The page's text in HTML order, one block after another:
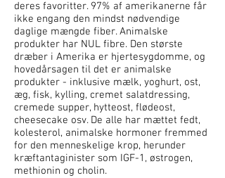
deres favoritter. 97% af amerikanerne får
ikke engang den mindst nødvendige
daglige mængde fiber. Animalske
produkter har NUL fibre. Den største
dræber i Amerika er hjertesygdomme, og
hovedårsagen til det er animalske
produkter - inklusive mælk, yoghurt, ost,
æg, fisk, kylling, cremet salatdressing,
cremede supper, hytteost, flødeost,
cheesecake osv. De alle har mættet fedt,
kolesterol, animalske hormoner fremmed
for den menneskelige krop, herunder
kræftantaginister som IGF-1, østrogen,
methionin og cholin.